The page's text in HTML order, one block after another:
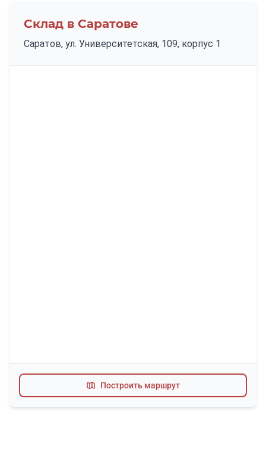
Склад в Саратове
Саратов, ул. Университетская, 109, корпус 1
Построить маршрут